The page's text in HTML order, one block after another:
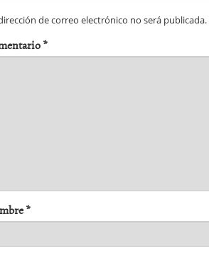
de correo electrónico no será publicada.
*
*